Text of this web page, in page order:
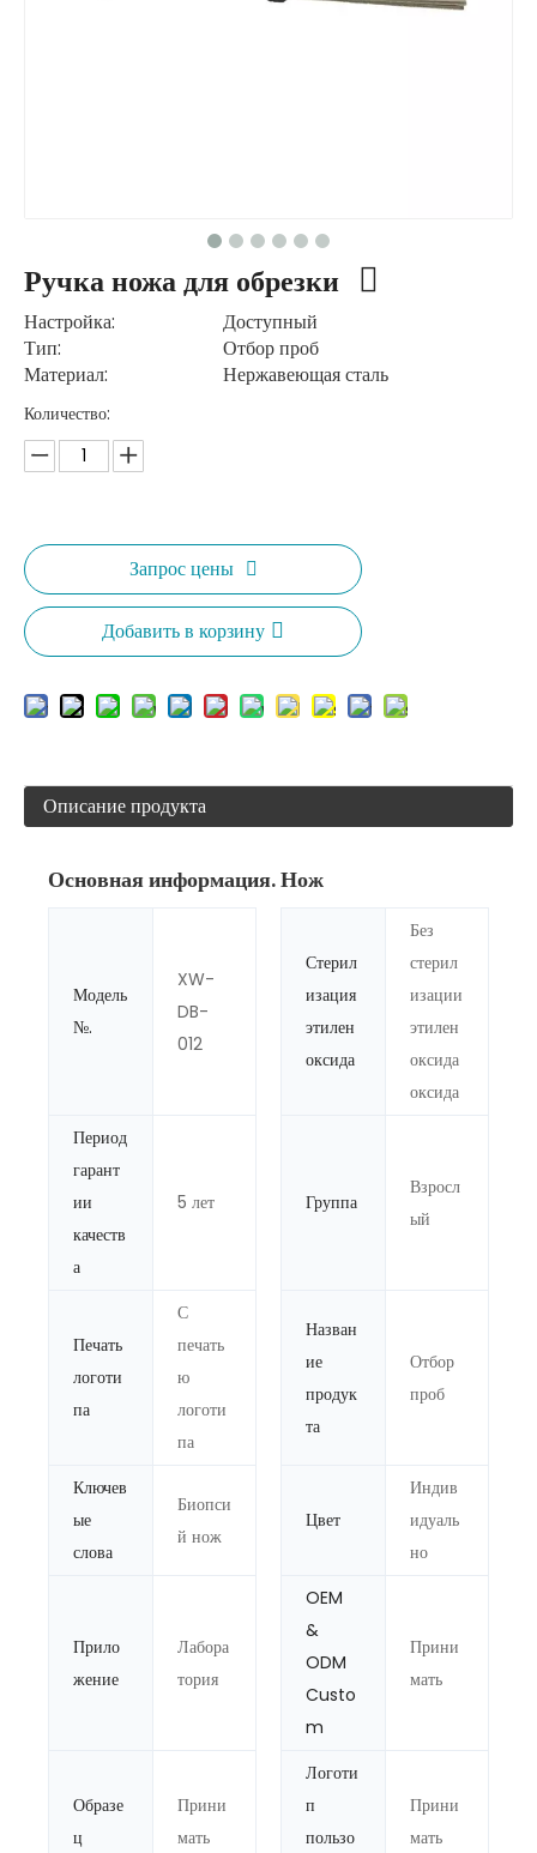
Ручка ножа для обрезки
Настройка:
Доступный
Тип:
Отбор проб
Материал:
Нержавеющая сталь
Количество:
Запрос цены
Добавить в корзину
Описание продукта
Основная информация. Нож
Модель
№.
XW-
DB-
012
Стерил
изация
этилен
оксида
Без
стерил
изации
этилен
оксида
оксида
Период
гарант
ии
качеств
а
5 лет Группа
Взросл
ый
Печать
логоти
па
С
печать
ю
логоти
па
Назван
ие
продук
та
Отбор
проб
Ключев
ые
слова
Биопси
й нож
Цвет
Индив
идуаль
но
Прило
жение
Лабора
тория
OEM
&
ODM
Custo
m
Прини
мать
Образе
ц
Прини
мать
Логоти
п
пользо
Прини
мать